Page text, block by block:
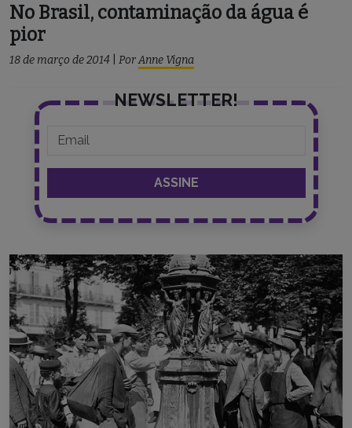
No Brasil, contaminação da água é
pior
18 de março de 2014 PorAnne Vigna
NEWSLETTER!